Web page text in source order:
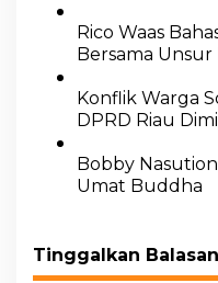
Rico Waas
Bersama
Konflik Warga
DPRD Riau
Bobby
Umat Buddha
Tinggalkan Balasan